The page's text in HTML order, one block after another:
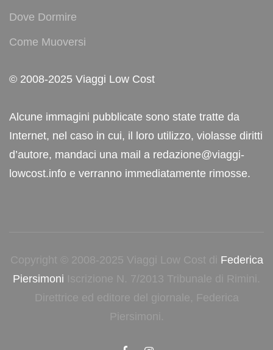
Dove Dormire
Come Muoversi
© 2008-2025 Viaggi Low Cost
Alcune immagini pubblicate sono state tratte da
Internet, nel caso in cui, il loro utilizzo, violasse diritti
d’autore, mandaci una mail a redazione@viaggi-
lowcost.info e verranno immediatamente rimosse.
Copyright © 2008-2025 Viaggi Low Cost di Federica
Piersimoni Iscrizione N. 7/2013 Tribunale di Rimini.
Direttrice ed editore del giornale, Federica
Piersimoni.